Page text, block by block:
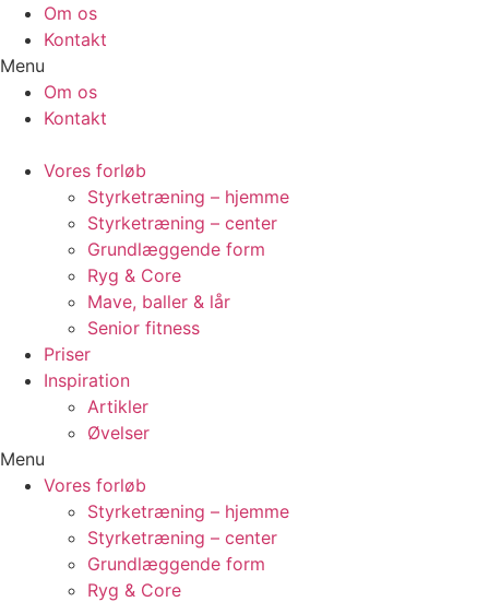
Videre
indhold
Om os
Kontakt
Menu
Om os
Kontakt
Vores forløb
Styrketræning – hjemme
Styrketræning – center
Grundlæggende form
Ryg & Core
Mave, baller & lår
Senior fitness
Priser
Inspiration
Artikler
Øvelser
Menu
Vores forløb
Styrketræning – hjemme
Styrketræning – center
Grundlæggende form
Ryg & Core